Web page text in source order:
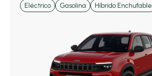
Eléctrico Gasolina Híbrido Enchufable